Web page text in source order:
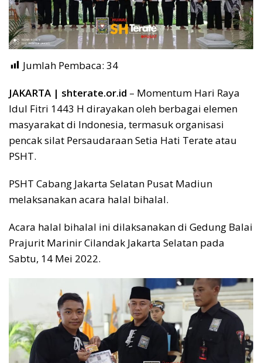
Jumlah Pembaca: 34
JAKARTA | shterate.or.id – Momentum Hari Raya
Idul Fitri 1443 H dirayakan oleh berbagai elemen
masyarakat di Indonesia, termasuk organisasi
pencak silat Persaudaraan Setia Hati Terate atau
PSHT.
PSHT Cabang Jakarta Selatan Pusat Madiun
melaksanakan acara halal bihalal.
Acara halal bihalal ini dilaksanakan di Gedung Balai
Prajurit Marinir Cilandak Jakarta Selatan pada
Sabtu, 14 Mei 2022.